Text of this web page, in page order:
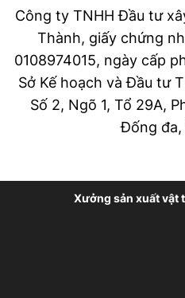
Công ty TNHH Đầu tư
Thành, giấy chứng
0108974015, ngày cấp
Sở Kế hoạch và Đầu tư
Số 2, Ngõ 1, Tổ 29A,
Đống đa,
Xưởng sản xuất vật